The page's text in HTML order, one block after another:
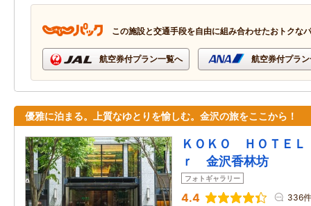
この施設と交通手段を自由に組み合わせたおトクな
航空券付プラン一覧へ 航空券付プラ
優雅に泊まる。上質なゆとりを愉しむ。金沢の旅をここから！
ＫＯＫＯ ＨＯＴＥ
ｒ 金沢香林坊
フォトギャラリー
4.4 336件